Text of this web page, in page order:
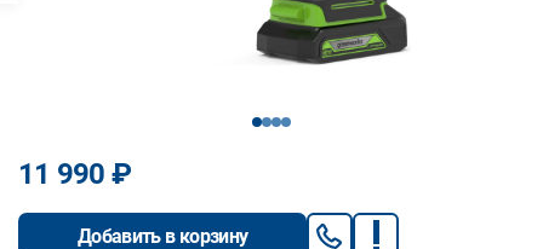
1234
11 990 ₽
Добавить в корзину